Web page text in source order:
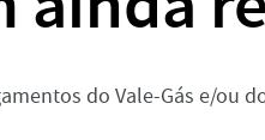
do Vale-Gás e/ou